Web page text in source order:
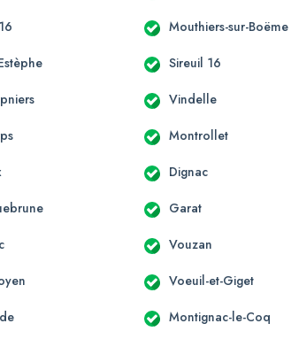
Mouthiers-sur-Boëme
Sireuil 16
Vindelle
Montrollet
Dignac
Garat
Vouzan
Voeuil-et-Giget
Montignac-le-Coq